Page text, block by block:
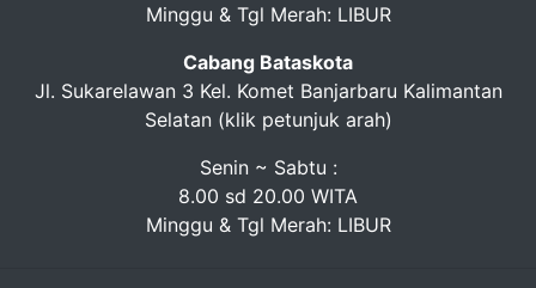
Minggu & Tgl Merah: LIBUR
Cabang Bataskota
Jl. Sukarelawan 3 Kel. Komet Banjarbaru Kalimantan
Selatan (klik petunjuk arah)
Senin ~ Sabtu :
8.00 sd 20.00 WITA
Minggu & Tgl Merah: LIBUR